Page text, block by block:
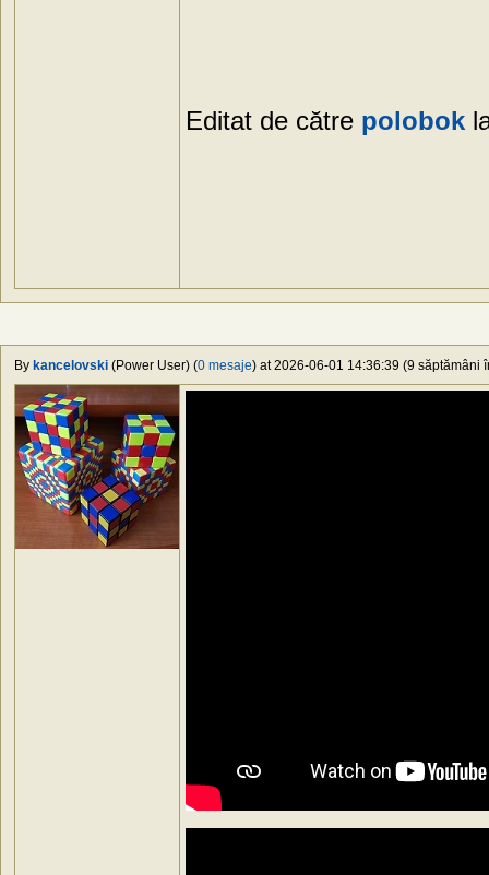
Editat de către polobok
By kancelovski (Power User) (0 mesaje) at 2026-06-01 14:36:39 (9 săptămâni